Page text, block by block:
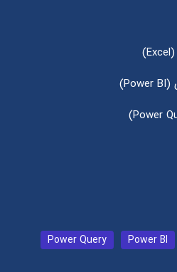
Power BI
Power Query